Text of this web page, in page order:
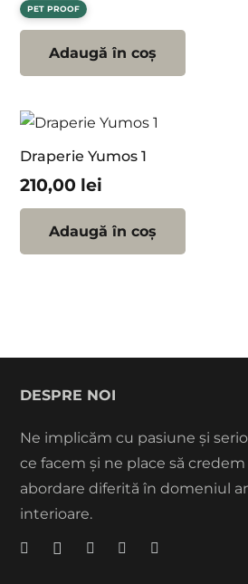
PET PROOF
Adaugă în coș
Draperie Yumos 1
210,00 lei
Adaugă în coș
DESPRE NOI
Ne implicăm cu pasiune și
ce facem și ne place să
abordare diferită în domeniul
interioare.